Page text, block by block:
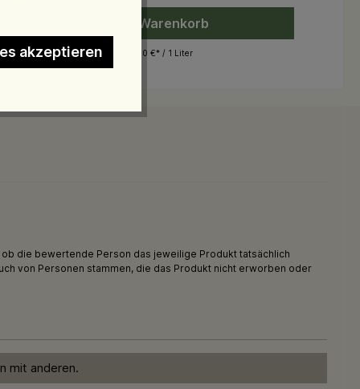
In den Warenkorb
1.180,00 €* / 1 Liter
die bewertende Person das jeweilige Produkt tatsächlich
von Personen stammen, die das Produkt nicht erworben oder
mit anderen.
akzeptieren